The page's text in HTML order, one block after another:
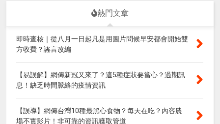
熱門文章
即時查核｜從八月一日起凡是用圖片問候早安都會開始雙
方收費？謠言改編
【易誤解】網傳新冠又來了？這5種症狀要當心？過期訊
息！缺乏時間脈絡的疫情資訊
【誤導】網傳台灣10種最黑心食物？每天在吃？內容農
場不實影片！非可靠的資訊獲取管道